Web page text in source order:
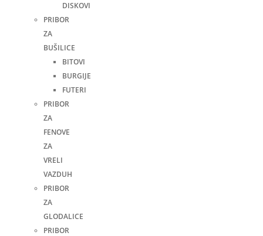
DISKOVI
PRIBOR
ZA
BUŠILICE
BITOVI
BURGIJE
FUTERI
PRIBOR
ZA
FENOVE
ZA
VRELI
VAZDUH
PRIBOR
ZA
GLODALICE
PRIBOR